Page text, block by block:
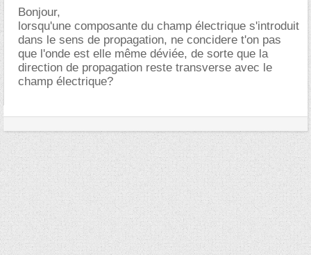
Bonjour,
lorsqu'une composante du champ électrique s'introduit
dans le sens de propagation, ne concidere t'on pas
que l'onde est elle même déviée, de sorte que la
direction de propagation reste transverse avec le
champ électrique?